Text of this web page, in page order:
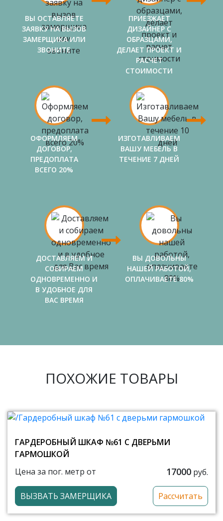
ВЫ ОСТАВЛЯЕТЕ
ЗАЯВКУ НА ВЫЗОВ
ЗАМЕРЩИКА ИЛИ
ЗВОНИТЕ
ПРИЕЗЖАЕТ
ДИЗАЙНЕР С
ОБРАЗЦАМИ,
ДЕЛАЕТ ПРОЕКТ И
РАСЧЕТ
СТОИМОСТИ
ОФОРМЛЯЕМ
ДОГОВОР,
ПРЕДОПЛАТА
ВСЕГО 20%
ИЗГОТАВЛИВАЕМ
ВАШУ МЕБЕЛЬ В
ТЕЧЕНИЕ 7 ДНЕЙ
ДОСТАВЛЯЕМ И
СОБИРАЕМ
ОДНОВРЕМЕННО И
В УДОБНОЕ ДЛЯ
ВАС ВРЕМЯ
ВЫ ДОВОЛЬНЫ
НАШЕЙ РАБОТОЙ,
ОПЛАЧИВАЕТЕ 80%
ПОХОЖИЕ ТОВАРЫ
ГАРДЕРОБНЫЙ ШКАФ №61 С ДВЕРЬМИ
ГАРМОШКОЙ
Цена за пог. метр от
17000 руб.
ВЫЗВАТЬ ЗАМЕРЩИКА Рассчитать